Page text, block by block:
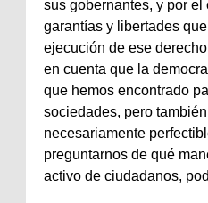
sus gobernantes, y por el
garantías y libertades
ejecución de ese
en cuenta que la
que hemos encontrado
sociedades, pero
necesariamente
preguntarnos de qué
activo de ciudadanos,